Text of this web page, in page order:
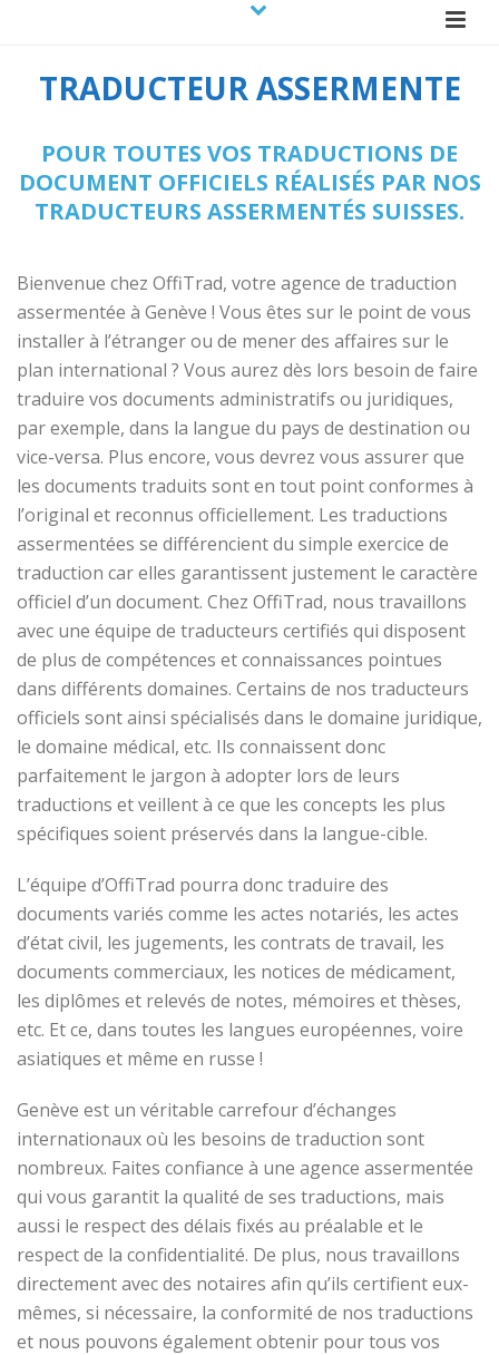
TRADUCTEUR ASSERMENTE
POUR TOUTES VOS TRADUCTIONS DE
DOCUMENT OFFICIELS RÉALISÉS PAR NOS
TRADUCTEURS ASSERMENTÉS SUISSES.
Bienvenue chez OffiTrad, votre agence de traduction
assermentée à Genève ! Vous êtes sur le point de vous
installer à l’étranger ou de mener des affaires sur le
plan international ? Vous aurez dès lors besoin de faire
traduire vos documents administratifs ou juridiques,
par exemple, dans la langue du pays de destination ou
vice-versa. Plus encore, vous devrez vous assurer que
les documents traduits sont en tout point conformes à
l’original et reconnus officiellement. Les traductions
assermentées se différencient du simple exercice de
traduction car elles garantissent justement le caractère
officiel d’un document. Chez OffiTrad, nous travaillons
avec une équipe de traducteurs certifiés qui disposent
de plus de compétences et connaissances pointues
dans différents domaines. Certains de nos traducteurs
officiels sont ainsi spécialisés dans le domaine juridique,
le domaine médical, etc. Ils connaissent donc
parfaitement le jargon à adopter lors de leurs
traductions et veillent à ce que les concepts les plus
spécifiques soient préservés dans la langue-cible.
L’équipe d’OffiTrad pourra donc traduire des
documents variés comme les actes notariés, les actes
d’état civil, les jugements, les contrats de travail, les
documents commerciaux, les notices de médicament,
les diplômes et relevés de notes, mémoires et thèses,
etc. Et ce, dans toutes les langues européennes, voire
asiatiques et même en russe !
Genève est un véritable carrefour d’échanges
internationaux où les besoins de traduction sont
nombreux. Faites confiance à une agence assermentée
qui vous garantit la qualité de ses traductions, mais
aussi le respect des délais fixés au préalable et le
respect de la confidentialité. De plus, nous travaillons
directement avec des notaires afin qu’ils certifient eux-
mêmes, si nécessaire, la conformité de nos traductions
et nous pouvons également obtenir pour tous vos